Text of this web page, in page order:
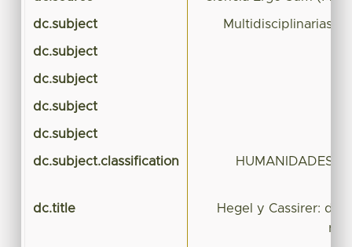
dc.subject Multidisciplinarias
dc.subject
dc.subject
dc.subject
dc.subject
dc.subject.classification HUMANIDADES Y
dc.title
Hegel y Cassirer: